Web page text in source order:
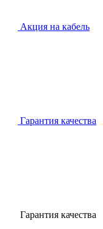
Акция на кабель
Гарантия качества
Гарантия качества